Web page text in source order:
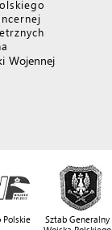
Wojennej
Polskie
Sztab Generalny